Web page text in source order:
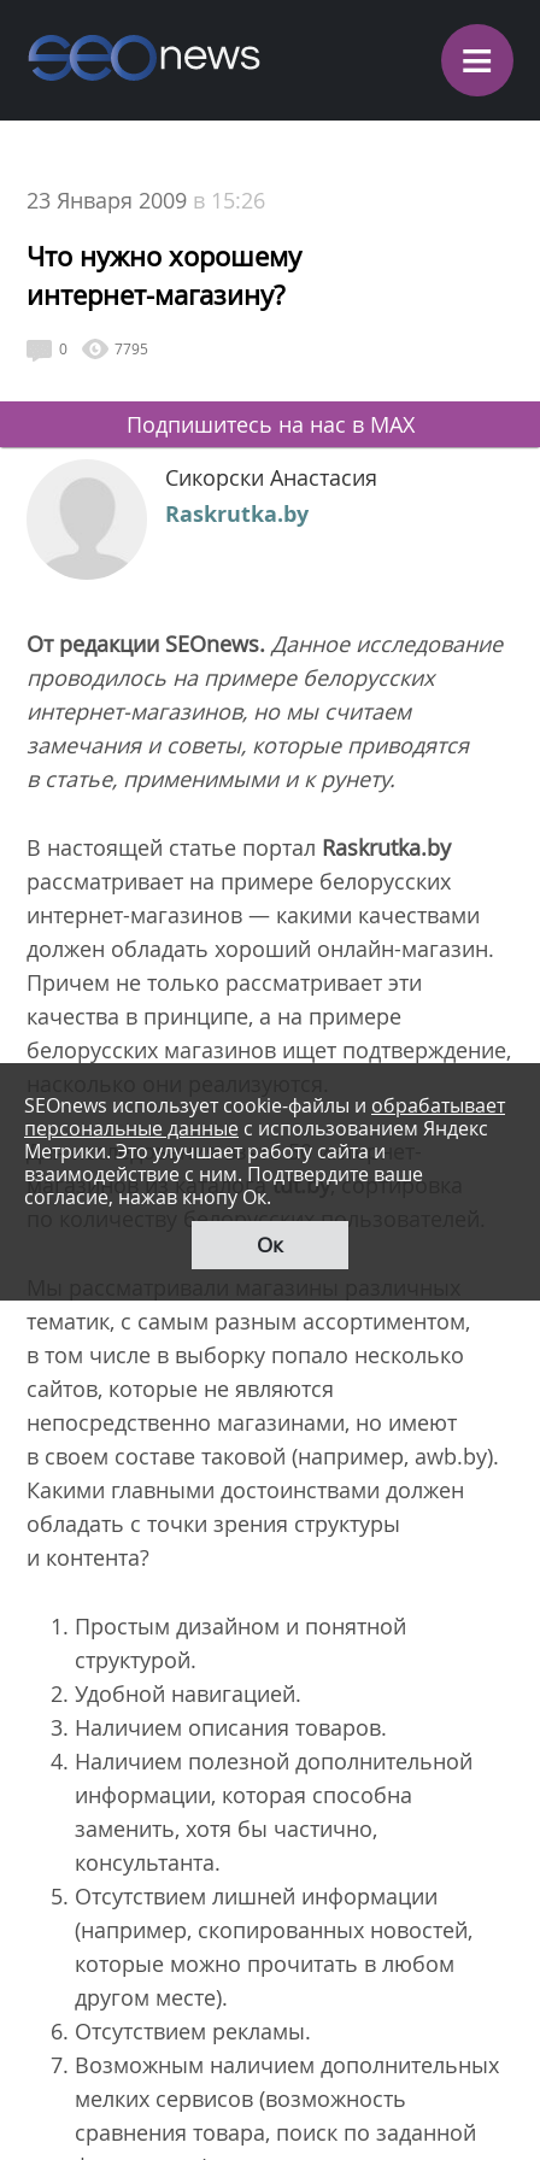
≡
23 Января 2009 в 15:26
Что нужно хорошему
интернет-магазину?
0 7795
Подпишитесь на нас в MAX
Сикорски Анастасия
Raskrutka.by
От редакции SEOnews.Данное исследование
проводилось на примере белорусских
интернет-магазинов, но мы считаем
замечания и советы, которые приводятся
в статье, применимыми и к рунету.
В настоящей статье портал Raskrutka.by
рассматривает на примере белорусских
интернет-магазинов — какими качествами
должен обладать хороший онлайн-магазин.
Причем не только рассматривает эти
качества в принципе, а на примере
белорусских магазинов ищет подтверждение,
Для исследования взято 50 интернет-
магазинов из каталогаtut.by, сортировка
по количеству белорусских пользователей.
тематик, с самым разным ассортиментом,
в том числе в выборку попало несколько
сайтов, которые не являются
непосредственно магазинами, но имеют
в своем составе таковой (например, awb.by).
Какими главными достоинствами должен
обладать с точки зрения структуры
и контента?
Простым дизайном и понятной
структурой.
Удобной навигацией.
Наличием описания товаров.
Наличием полезной дополнительной
информации, которая способна
заменить, хотя бы частично,
консультанта.
Отсутствием лишней информации
(например, скопированных новостей,
которые можно прочитать в любом
другом месте).
Отсутствием рекламы.
Возможным наличием дополнительных
мелких сервисов (возможность
сравнения товара, поиск по заданной
SEOnews использует cookie-файлы и обрабатывает
персональные данные с использованием Яндекс
Метрики. Это улучшает работу сайта и
взаимодействие с ним. Подтвердите ваше
согласие, нажав кнопу Ок.
Ок